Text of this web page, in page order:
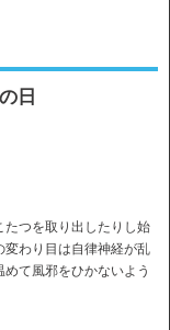
日
つを取り出したりし始
わり目は自律神経が乱
て風邪をひかないよう